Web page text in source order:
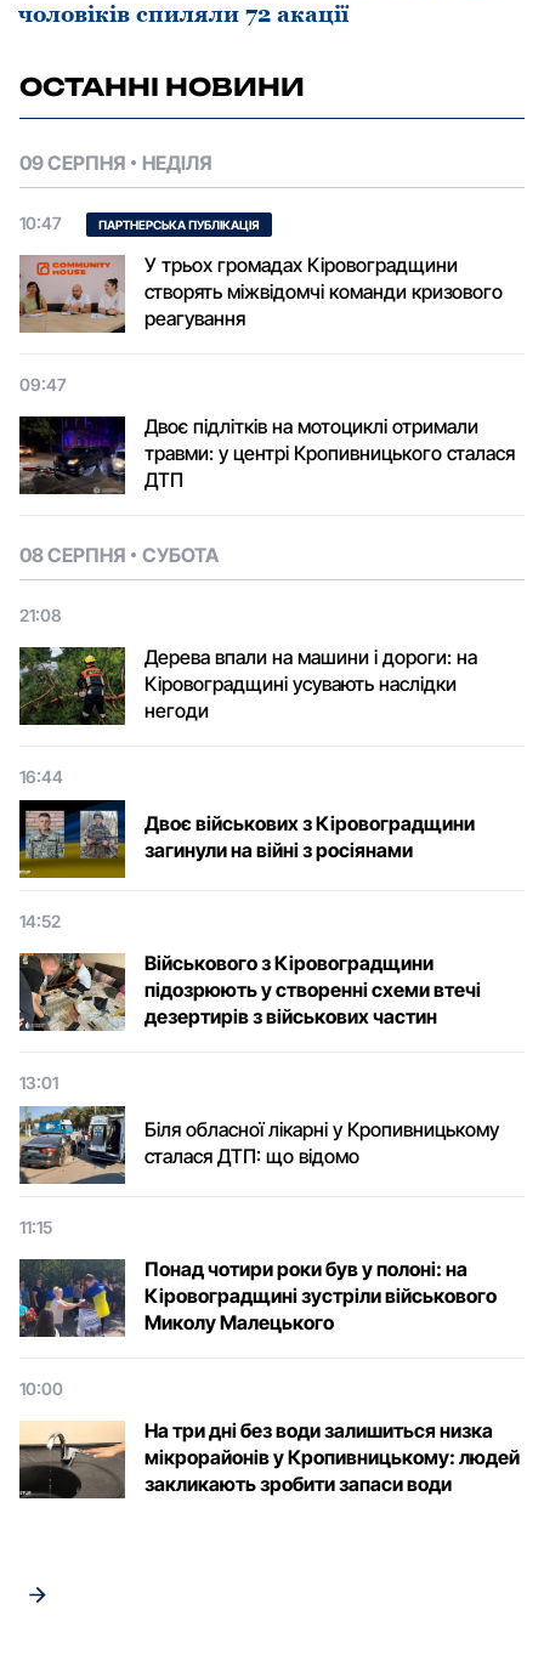
чоловіків спиляли 72 акації
ОСТАННІ НОВИНИ
09 СЕРПНЯ НЕДІЛЯ
10:47 ПАРТНЕРСЬКА ПУБЛІКАЦІЯ
У трьох громадах Кіровоградщини
створять міжвідомчі команди кризового
реагування
09:47
Двоє підлітків на мотоциклі отримали
травми: у центрі Кропивницького сталася
ДТП
08 СЕРПНЯ СУБОТА
21:08
Дерева впали на машини і дороги: на
Кіровоградщині усувають наслідки
негоди
16:44
Двоє військових з Кіровоградщини
загинули на війні з росіянами
14:52
Військового з Кіровоградщини
підозрюють у створенні схеми втечі
дезертирів з військових частин
13:01
Біля обласної лікарні у Кропивницькому
сталася ДТП: що відомо
11:15
Понад чотири роки був у полоні: на
Кіровоградщині зустріли військового
Микoлу Малецькoгo
10:00
На три дні без води залишиться низка
мікрорайонів у Кропивницькому: людей
закликають зробити запаси води